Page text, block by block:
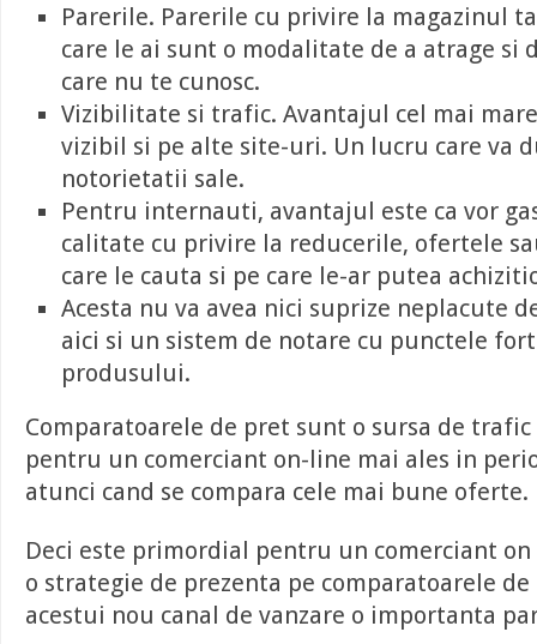
Parerile. Parerile cu privire la magazinul
care le ai sunt o modalitate de a atrage si
care nu te cunosc.
Vizibilitate si trafic. Avantajul cel mai
vizibil si pe alte site-uri. Un lucru care va
notorietatii sale.
Pentru internauti, avantajul este ca vor
calitate cu privire la reducerile, ofertele
care le cauta si pe care le-ar putea
Acesta nu va avea nici suprize neplacute
aici si un sistem de notare cu punctele
produsului.
Comparatoarele de pret sunt o sursa de
pentru un comerciant on-line mai ales in
atunci cand se compara cele mai bune oferte.
Deci este primordial pentru un comerciant
o strategie de prezenta pe comparatoarele de
acestui nou canal de vanzare o importanta